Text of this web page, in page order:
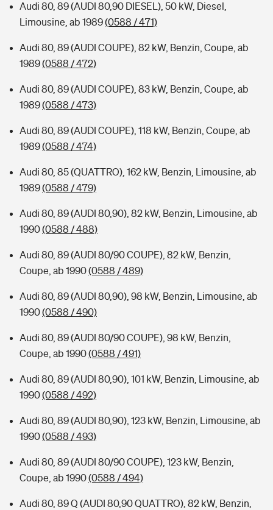
Audi 80, 89 (AUDI 80,90 DIESEL), 50 kW, Diesel,
Limousine, ab 1989(0588 / 471)
Audi 80, 89 (AUDI COUPE), 82 kW, Benzin, Coupe, ab
1989(0588 / 472)
Audi 80, 89 (AUDI COUPE), 83 kW, Benzin, Coupe, ab
1989(0588 / 473)
Audi 80, 89 (AUDI COUPE), 118 kW, Benzin, Coupe, ab
1989(0588 / 474)
Audi 80, 85 (QUATTRO), 162 kW, Benzin, Limousine, ab
1989(0588 / 479)
Audi 80, 89 (AUDI 80,90), 82 kW, Benzin, Limousine, ab
1990(0588 / 488)
Audi 80, 89 (AUDI 80/90 COUPE), 82 kW, Benzin,
Coupe, ab 1990(0588 / 489)
Audi 80, 89 (AUDI 80,90), 98 kW, Benzin, Limousine, ab
1990(0588 / 490)
Audi 80, 89 (AUDI 80/90 COUPE), 98 kW, Benzin,
Coupe, ab 1990(0588 / 491)
Audi 80, 89 (AUDI 80,90), 101 kW, Benzin, Limousine, ab
1990(0588 / 492)
Audi 80, 89 (AUDI 80,90), 123 kW, Benzin, Limousine, ab
1990(0588 / 493)
Audi 80, 89 (AUDI 80/90 COUPE), 123 kW, Benzin,
Coupe, ab 1990(0588 / 494)
Audi 80, 89 Q (AUDI 80,90 QUATTRO), 82 kW, Benzin,